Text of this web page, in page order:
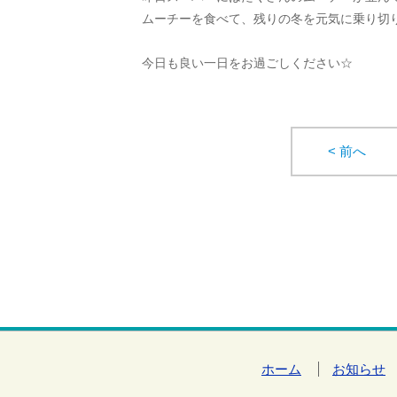
ムーチーを食べて、残りの冬を元気に乗り切
今日も良い一日をお過ごしください☆
< 前へ
ホーム お知らせ